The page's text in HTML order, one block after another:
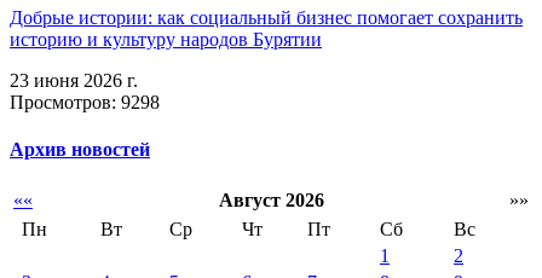
Добрые истории: как социальный бизнес помогает сохранить
историю и культуру народов Бурятии
23 июня 2026 г.
Просмотров: 9298
Архив новостей
«« Август 2026
»»
Пн
Вт Ср Чт Пт Сб
Вс
1
2